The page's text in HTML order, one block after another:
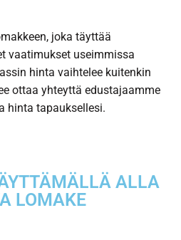
joka täyttää
vaatimukset useimmissa
hinta vaihtelee kuitenkin
ottaa yhteyttä edustajaamme
hinta tapauksellesi.
ALLA
LOMAKE